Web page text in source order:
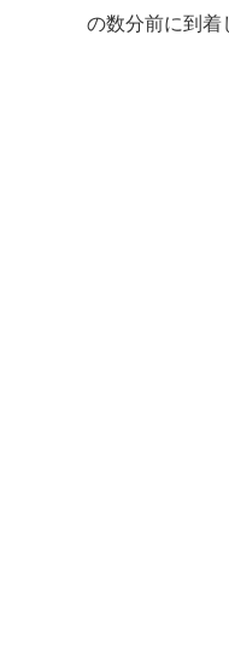
の数分前に到着